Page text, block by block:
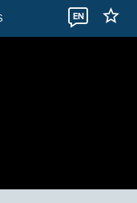
EN